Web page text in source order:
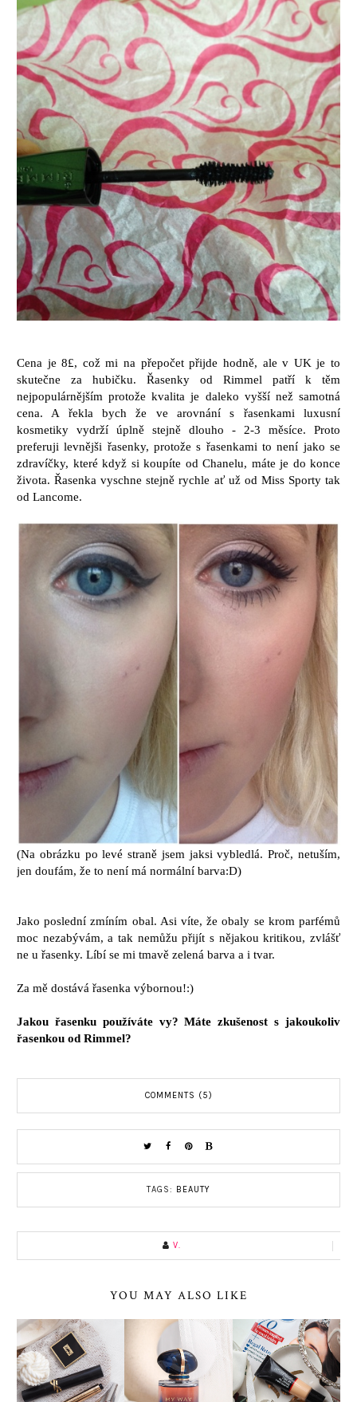
Cena je 8£, což mi na přepočet přijde hodně, ale v UK je to
skutečne za hubičku. Řasenky od Rimmel patří k těm
nejpopulárnějším protože kvalita je daleko vyšší než samotná
cena. A řekla bych že ve arovnání s řasenkami luxusní
kosmetiky vydrží úplně stejně dlouho - 2-3 měsíce. Proto
preferuji levnějši řasenky, protože s řasenkami to není jako se
zdravíčky, které když si koupíte od Chanelu, máte je do konce
života. Řasenka vyschne stejně rychle ať už od Miss Sporty tak
od Lancome.
(Na obrázku po levé straně jsem jaksi vybledlá. Proč, netuším,
jen doufám, že to není má normální barva:D)
Jako poslední zmíním obal. Asi víte, že obaly se krom parfémů
moc nezabývám, a tak nemůžu přijít s nějakou kritikou, zvlášť
ne u řasenky. Líbí se mi tmavě zelená barva a i tvar.
Za mě dostává řasenka výbornou!:)
Jakou řasenku používáte vy? Máte zkušenost s jakoukoliv
řasenkou od Rimmel?
COMMENTS (5)
TAGS: BEAUTY
V.
YOU MAY ALSO LIKE